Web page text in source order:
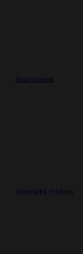
Ваш кошик
Замовити дзвінок